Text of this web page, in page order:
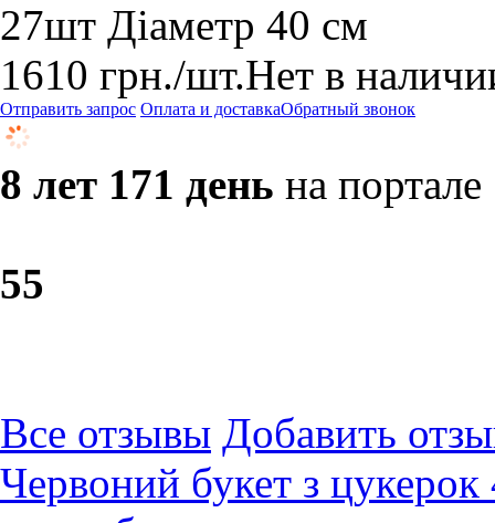
27шт Діаметр 40 см
1610 грн./шт.Нет в
Отправить запрос Оплата и доставкаОбратный звонок
8 лет 171 день на портале
55
Все отзывы Добавить
Червоний букет з